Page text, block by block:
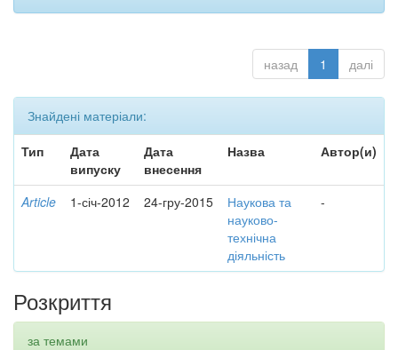
назад 1 далі
Знайдені матеріали:
Тип
Дата
випуску
Дата
внесення
Назва Автор(и)
Article 1-січ-2012 24-гру-2015
Наукова та
науково-
технічна
діяльність
-
Розкриття
за темами